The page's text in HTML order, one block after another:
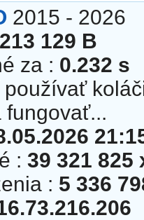
2015 - 2026
213 129 B
za : 0.232 s
fungovať...
: 39 321 825
: 5 336